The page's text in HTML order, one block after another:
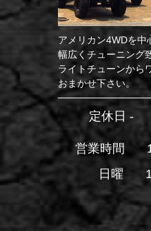
アメリカン4WDを中
幅広くチューニング
ライトチューンから
おまかせ下さい。
定休日 -
営業時間
日曜